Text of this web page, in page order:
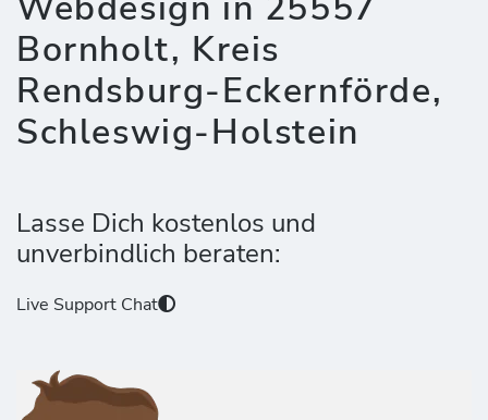
Bornholt, Kreis
Rendsburg-Eckernförde,
Schleswig-Holstein
Lasse Dich kostenlos und
unverbindlich beraten:
Live Support Chat